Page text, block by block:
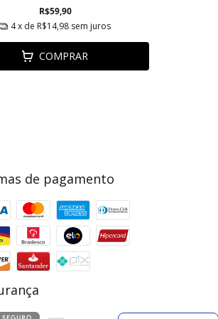
R$59,90
4x de R$14,98 sem juros
COMPRAR
de pagamento